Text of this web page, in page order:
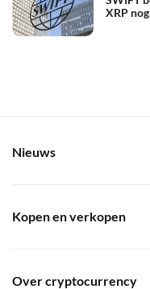
XRP
Nieuws
Kopen en verkopen
Over cryptocurrency